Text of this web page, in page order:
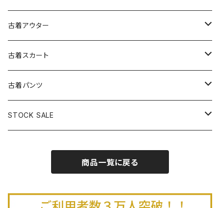
古着キャミソールワンピース
古着ベアトップワンピース
古着オールインワン
古着オーバーオール
古着ノースリーブシャツ・ブラウス
古着スウェット
古着パーカー
古着プルオーバー
古着長袖プルオーバー
古着半袖プルオーバー
古着Ｔシャツ
古着長袖Ｔシャツ
古着半袖Ｔシャツ
古着ベスト
古着キャミソール
古着ポロシャツ
古着長袖ポロシャツ
古着スウェット
古着セーター
古着カーディガン
古着半袖ニット
古着ニットアウター
古着アウター
古着ライトジャケット
古着ライトコート
古着ヘビージャケット
古着羽織り
古着スカート
古着ロング丈スカート (丈76cm-)
古着膝丈スカート (丈56-75cm)
古着ミニ丈スカート (丈56-75cm)
古着パンツ
古着ロング丈パンツ
STOCK SALE
Autumn / Winter
商品一覧に戻る